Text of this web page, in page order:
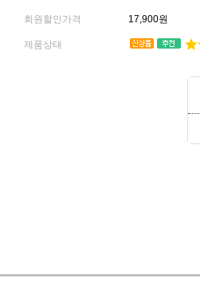
회원할인가격 17,900원
제품상태